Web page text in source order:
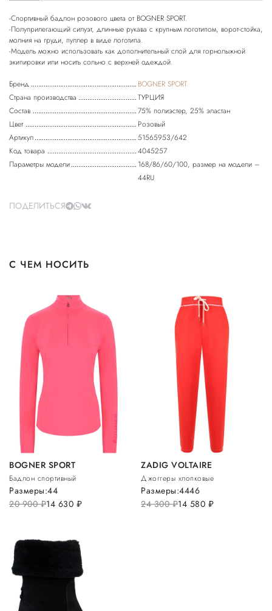
-Спортивный бадлон розового цвета от BOGNER SPORT.
-Полуприлегающий силуэт, длинные рукава с крупным логотипом, ворот-стойка,
молния на груди, пуллер в виде логотипа.
-Модель можно использовать как дополнительный слой для горнолыжной
Бренд
BOGNER SPORT
Страна производства
ТУРЦИЯ
Состав
75% полиэстер, 25% эластан
Цвет
Розовый
Артикул
51565953/642
Код товара
4045257
Параметры модели
168/86/60/100, размер на модели –
44RU
ПОДЕЛИТЬСЯ
С ЧЕМ НОСИТЬ
BOGNER SPORT
Бадлон спортивный
20 900руб.14 630 руб.
Размеры:44
ZADIG VOLTAIRE
Джоггеры хлопковые
24 300руб.14 580 руб.
Размеры:4446